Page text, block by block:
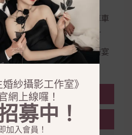
會場佈置、婚禮樂團、禮車車
飾租借、鑽戒訂製、婚鞋訂
、拍攝道具、婚禮道具、婚宴
婚紗攝影工作室》
網上線囉！
募中！
加入會員！